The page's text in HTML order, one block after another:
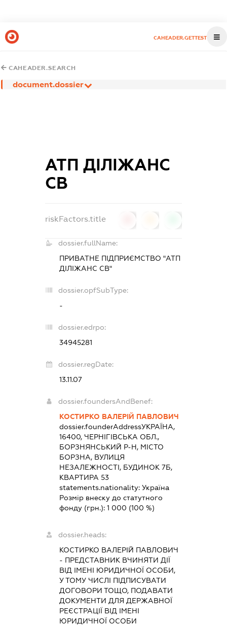
CAHEADER.GETTEST
CAHEADER.SEARCH
document.dossier
АТП ДІЛІЖАНС
СВ
riskFactors.title
dossier.fullName:
ПРИВАТНЕ ПІДПРИЄМСТВО "АТП
ДІЛІЖАНС СВ"
dossier.opfSubType:
-
dossier.edrpo:
34945281
dossier.regDate:
13.11.07
dossier.foundersAndBenef:
КОСТИРКО ВАЛЕРІЙ ПАВЛОВИЧ
dossier.founderAddressУКРАЇНА,
16400, ЧЕРНІГІВСЬКА ОБЛ.,
БОРЗНЯНСЬКИЙ Р-Н, МІСТО
БОРЗНА, ВУЛИЦЯ
НЕЗАЛЕЖНОСТІ, БУДИНОК 7Б,
КВАРТИРА 53
statements.nationality:Україна
Розмір внеску до статутного
фонду (грн.):1 000 (100 %)
dossier.heads:
КОСТИРКО ВАЛЕРІЙ ПАВЛОВИЧ
- ПРЕДСТАВНИК ВЧИНЯТИ ДІЇ
ВІД ІМЕНІ ЮРИДИЧНОЇ ОСОБИ,
У ТОМУ ЧИСЛІ ПІДПИСУВАТИ
ДОГОВОРИ ТОЩО, ПОДАВАТИ
ДОКУМЕНТИ ДЛЯ ДЕРЖАВНОЇ
РЕЄСТРАЦІЇ ВІД ІМЕНІ
ЮРИДИЧНОЇ ОСОБИ